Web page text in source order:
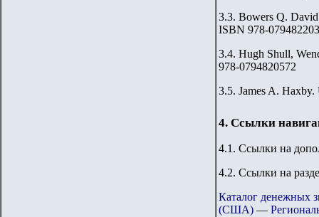
3.3. Bowers Q.
ISBN 978-079482203
3.4. Hugh Shull,
978-0794820572
3.5. James A.
4. Ссылки
4.1. Ссылки на
4.2. Ссылки на
Каталог денежных
(США) —